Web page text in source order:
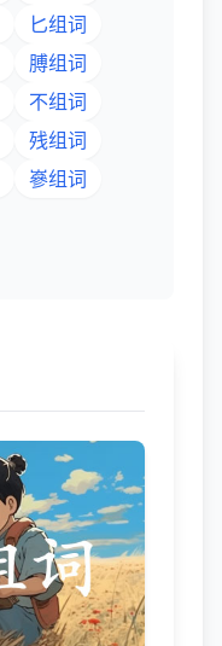
匕组词
膊组词
不组词
残组词
嵾组词